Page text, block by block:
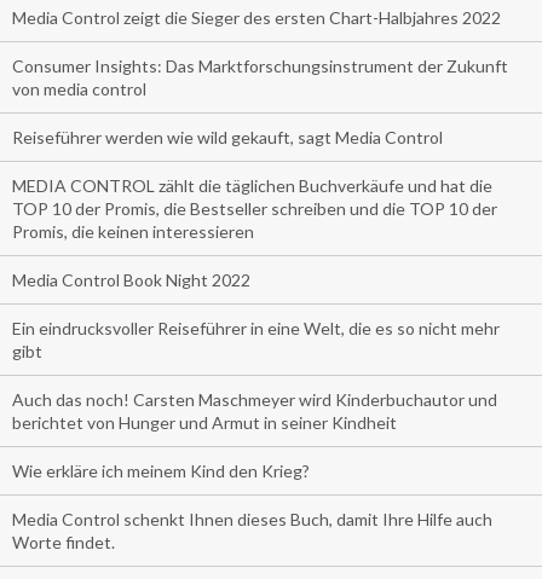
Media Control zeigt die Sieger des ersten Chart-Halbjahres 2022
Consumer Insights: Das Marktforschungsinstrument der Zukunft
von media control
Reiseführer werden wie wild gekauft, sagt Media Control
MEDIA CONTROL zählt die täglichen Buchverkäufe und hat die
TOP 10 der Promis, die Bestseller schreiben und die TOP 10 der
Promis, die keinen interessieren
Media Control Book Night 2022
Ein eindrucksvoller Reiseführer in eine Welt, die es so nicht mehr
gibt
Auch das noch! Carsten Maschmeyer wird Kinderbuchautor und
berichtet von Hunger und Armut in seiner Kindheit
Wie erkläre ich meinem Kind den Krieg?
Media Control schenkt Ihnen dieses Buch, damit Ihre Hilfe auch
Worte findet.